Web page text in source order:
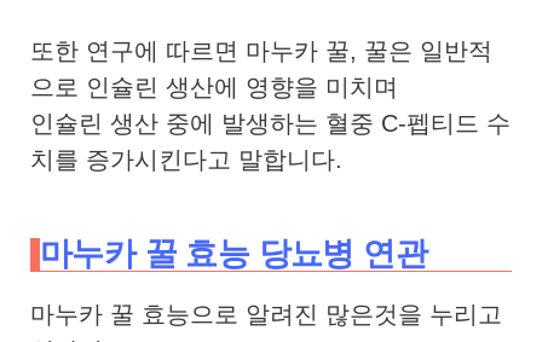
또한 연구에 따르면 마누카 꿀, 꿀은 일반적
으로 인슐린 생산에 영향을 미치며
인슐린 생산 중에 발생하는 혈중 C-펩티드 수
치를 증가시킨다고 말합니다.
마누카 꿀 효능 당뇨병 연관
마누카 꿀 효능으로 알려진 많은것을 누리고